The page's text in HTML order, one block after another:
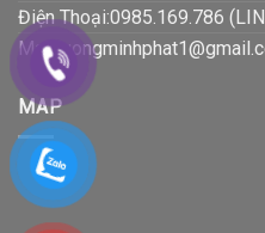
Điện Thoại:0985.169.786
MAP